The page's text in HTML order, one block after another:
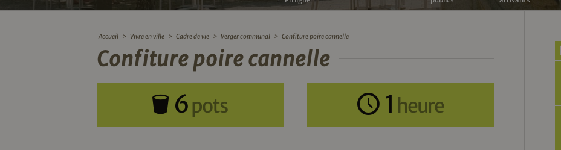
Accueil > Vivre en ville > Cadre de vie > Verger communal > Confiture poire cannelle
Confiture poire cannelle
6 pots 1 heure